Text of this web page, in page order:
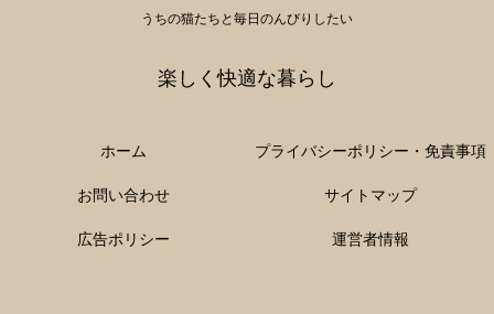
うちの猫たちと毎日のんびりしたい
楽しく快適な暮らし
ホーム プライバシーポリシー・免責事項
お問い合わせ サイトマップ
広告ポリシー 運営者情報